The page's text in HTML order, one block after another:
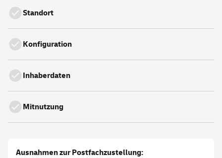
Standort
Konfiguration
Inhaberdaten
Mitnutzung
Ausnahmen zur Postfachzustellung: